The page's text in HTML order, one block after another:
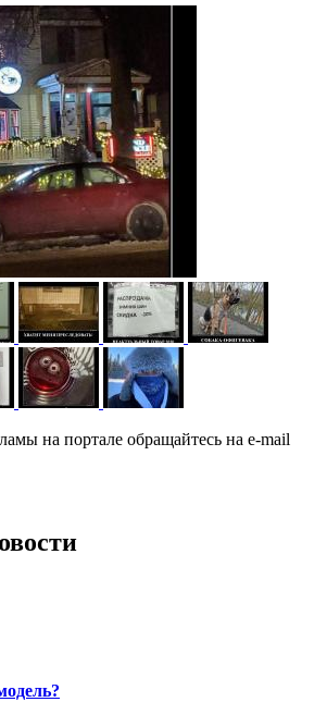
на портале обращайтесь на e-mail